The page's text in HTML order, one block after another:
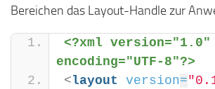
Bereichen das Layout-Handle zur
<?xml version="1.0"
encoding="UTF-8"?>
<layout version=